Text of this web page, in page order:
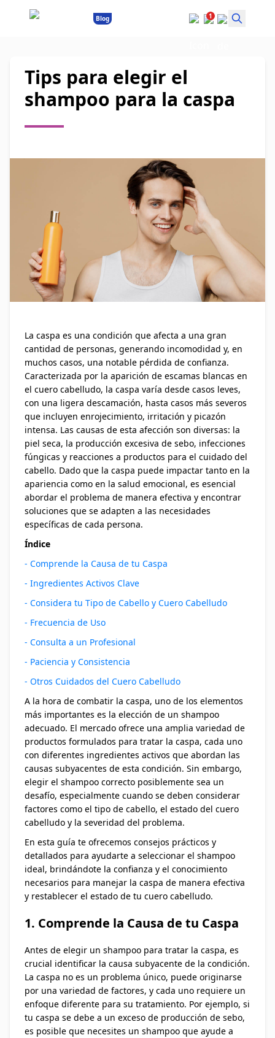
Blog 1
Tips para elegir el
shampoo para la caspa
La caspa es una condición que afecta a una gran
cantidad de personas, generando incomodidad y, en
muchos casos, una notable pérdida de confianza.
Caracterizada por la aparición de escamas blancas en
el cuero cabelludo, la caspa varía desde casos leves,
con una ligera descamación, hasta casos más severos
que incluyen enrojecimiento, irritación y picazón
intensa. Las causas de esta afección son diversas: la
piel seca, la producción excesiva de sebo, infecciones
fúngicas y reacciones a productos para el cuidado del
cabello. Dado que la caspa puede impactar tanto en la
apariencia como en la salud emocional, es esencial
abordar el problema de manera efectiva y encontrar
soluciones que se adapten a las necesidades
específicas de cada persona.
Índice
- Comprende la Causa de tu Caspa
- Ingredientes Activos Clave
- Considera tu Tipo de Cabello y Cuero Cabelludo
- Frecuencia de Uso
- Consulta a un Profesional
- Paciencia y Consistencia
- Otros Cuidados del Cuero Cabelludo
A la hora de combatir la caspa, uno de los elementos
más importantes es la elección de un shampoo
adecuado. El mercado ofrece una amplia variedad de
productos formulados para tratar la caspa, cada uno
con diferentes ingredientes activos que abordan las
causas subyacentes de esta condición. Sin embargo,
elegir el shampoo correcto posiblemente sea un
desafío, especialmente cuando se deben considerar
factores como el tipo de cabello, el estado del cuero
cabelludo y la severidad del problema.
En esta guía te ofrecemos consejos prácticos y
detallados para ayudarte a seleccionar el shampoo
ideal, brindándote la confianza y el conocimiento
necesarios para manejar la caspa de manera efectiva
y restablecer el estado de tu cuero cabelludo.
1. Comprende la Causa de tu Caspa
Antes de elegir un shampoo para tratar la caspa, es
crucial identificar la causa subyacente de la condición.
La caspa no es un problema único, puede originarse
por una variedad de factores, y cada uno requiere un
enfoque diferente para su tratamiento. Por ejemplo, si
tu caspa se debe a un exceso de producción de sebo,
es posible que necesites un shampoo que ayude a